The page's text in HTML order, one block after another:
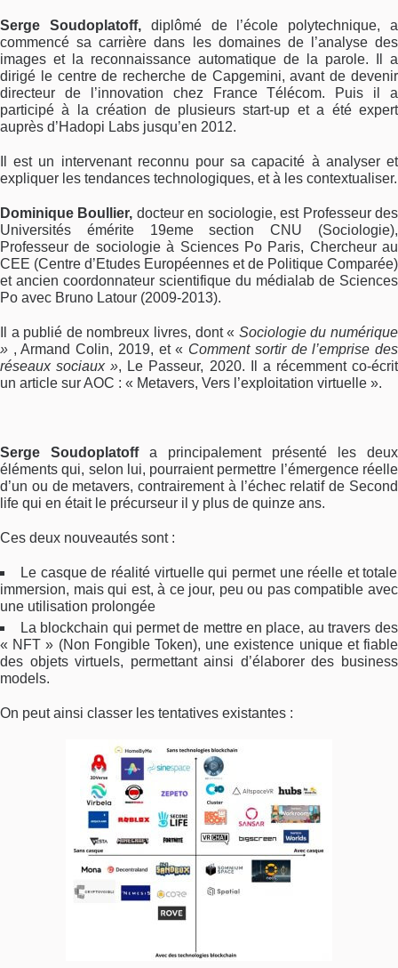
Serge Soudoplatoff, diplômé de l’école polytechnique, a
commencé sa carrière dans les domaines de l’analyse des
images et la reconnaissance automatique de la parole. Il a
dirigé le centre de recherche de Capgemini, avant de devenir
directeur de l’innovation chez France Télécom. Puis il a
participé à la création de plusieurs start-up et a été expert
auprès d’Hadopi Labs jusqu’en 2012.
Il est un intervenant reconnu pour sa capacité à analyser et
expliquer les tendances technologiques, et à les contextualiser.
Dominique Boullier, docteur en sociologie, est Professeur des
Universités émérite 19eme section CNU (Sociologie),
Professeur de sociologie à Sciences Po Paris, Chercheur au
CEE (Centre d’Etudes Européennes et de Politique Comparée)
et ancien coordonnateur scientifique du médialab de Sciences
Po avec Bruno Latour (2009-2013).
Il a publié de nombreux livres, dont « Sociologie du numérique
» , Armand Colin, 2019, et « Comment sortir de l’emprise des
réseaux sociaux », Le Passeur, 2020. Il a récemment co-écrit
un article sur AOC : « Metavers, Vers l’exploitation virtuelle ».
Serge Soudoplatoffa principalement présenté les deux
éléments qui, selon lui, pourraient permettre l’émergence réelle
d’un ou de metavers, contrairement à l’échec relatif de Second
life qui en était le précurseur il y plus de quinze ans.
Ces deux nouveautés sont :
Le casque de réalité virtuelle qui permet une réelle et totale
immersion, mais qui est, à ce jour, peu ou pas compatible avec
une utilisation prolongée
La blockchain qui permet de mettre en place, au travers des
« NFT » (Non Fongible Token), une existence unique et fiable
des objets virtuels, permettant ainsi d’élaborer des business
models.
On peut ainsi classer les tentatives existantes :